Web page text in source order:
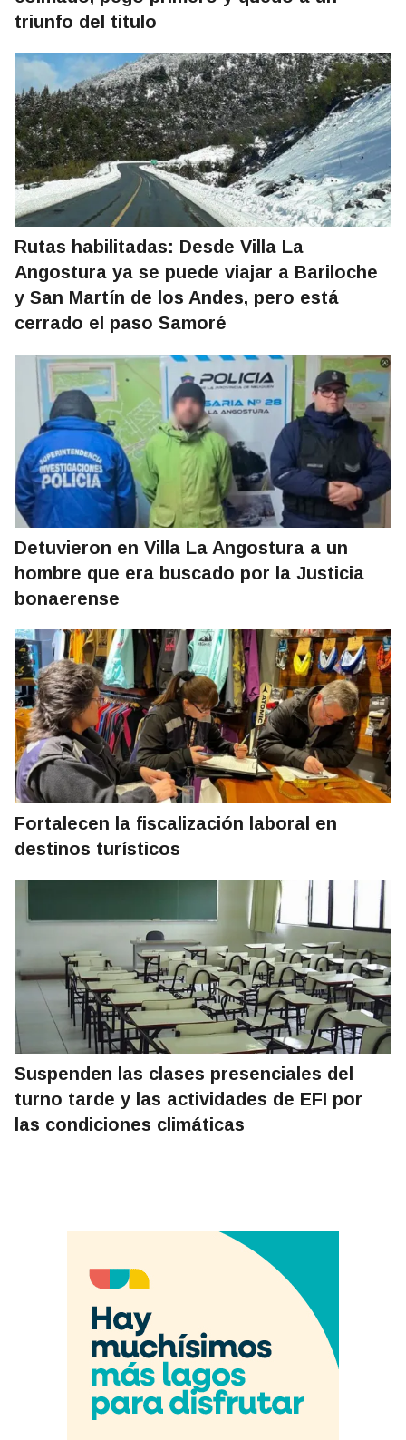
triunfo del titulo
Rutas habilitadas: Desde Villa La
Angostura ya se puede viajar a Bariloche
y San Martín de los Andes, pero está
cerrado el paso Samoré
Detuvieron en Villa La Angostura a un
hombre que era buscado por la Justicia
bonaerense
Fortalecen la fiscalización laboral en
destinos turísticos
Suspenden las clases presenciales del
turno tarde y las actividades de EFI por
las condiciones climáticas